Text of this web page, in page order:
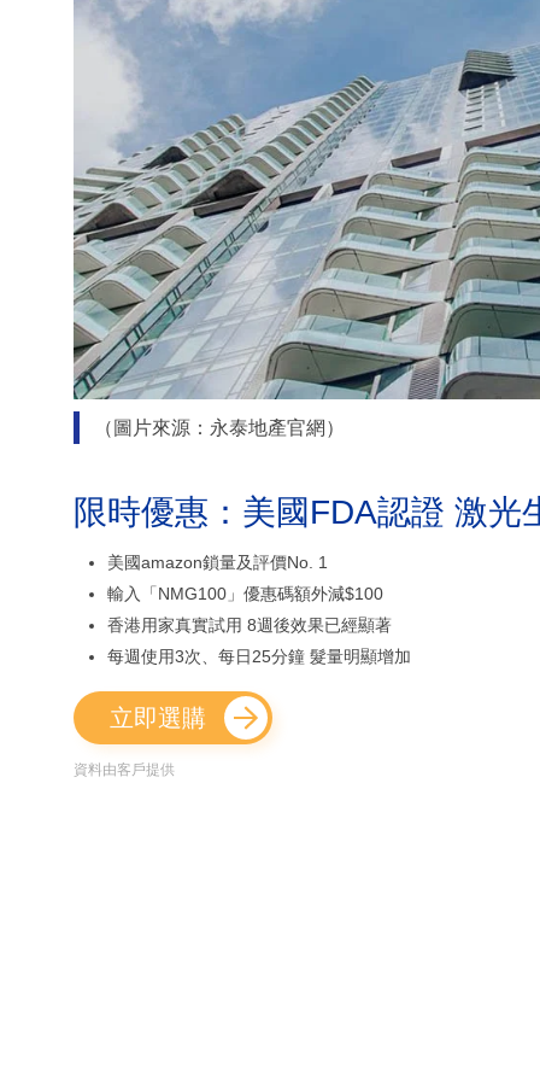
（圖片來源：永泰地產官網）
限時優惠：美國FDA認證 激光
美國amazon鎖量及評價No. 1
輸入「NMG100」優惠碼額外減$100
香港用家真實試用 8週後效果已經顯著
每週使用3次、每日25分鐘 髮量明顯增加
立即選購
資料由客戶提供